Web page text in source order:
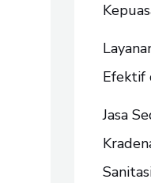
Efektif
Jasa